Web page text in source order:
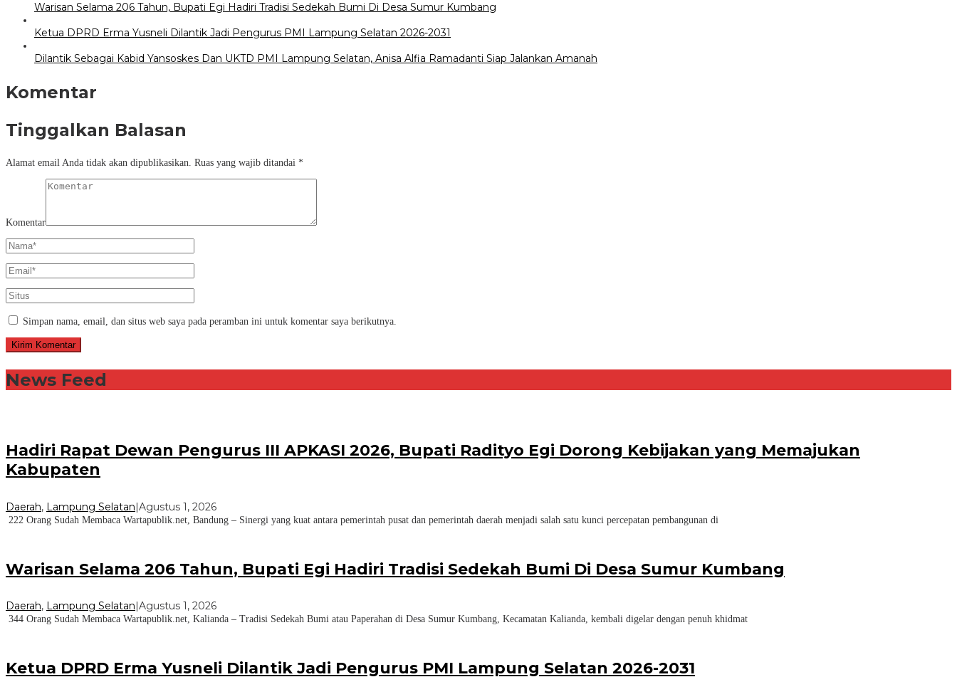
Warisan Selama 206 Tahun, Bupati Egi Hadiri Tradisi Sedekah Bumi Di Desa Sumur Kumbang
Ketua DPRD Erma Yusneli Dilantik Jadi Pengurus PMI Lampung Selatan 2026-2031
Dilantik Sebagai Kabid Yansoskes Dan UKTD PMI Lampung Selatan, Anisa Alfia Ramadanti Siap Jalankan Amanah
Komentar
Tinggalkan Balasan
Alamat email Anda tidak akan dipublikasikan. Ruas yang wajib ditandai *
Komentar
Simpan nama, email, dan situs web saya pada peramban ini untuk komentar saya berikutnya.
News Feed
Hadiri Rapat Dewan Pengurus III APKASI 2026, Bupati Radityo Egi Dorong Kebijakan yang Memajukan
Kabupaten
Daerah, Lampung Selatan|Agustus 1, 2026
222 Orang Sudah Membaca Wartapublik.net, Bandung – Sinergi yang kuat antara pemerintah pusat dan pemerintah daerah menjadi salah satu kunci percepatan pembangunan di
Warisan Selama 206 Tahun, Bupati Egi Hadiri Tradisi Sedekah Bumi Di Desa Sumur Kumbang
Daerah, Lampung Selatan|Agustus 1, 2026
344 Orang Sudah Membaca Wartapublik.net, Kalianda – Tradisi Sedekah Bumi atau Paperahan di Desa Sumur Kumbang, Kecamatan Kalianda, kembali digelar dengan penuh khidmat
Ketua DPRD Erma Yusneli Dilantik Jadi Pengurus PMI Lampung Selatan 2026-2031